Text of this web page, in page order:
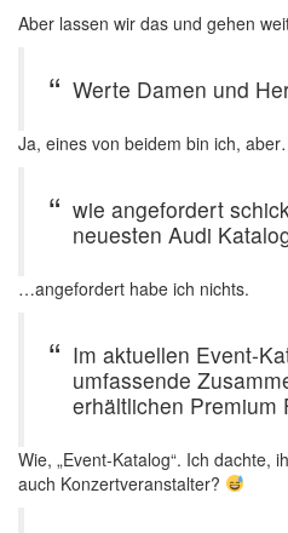
Aber lassen wir das und gehen
Werte Damen und
Ja, eines von beidem bin ich,
wie angefordert
neuesten Audi
…angefordert habe ich nichts.
Im aktuellen Event-
umfassende
erhältlichen Premium
Wie, „Event-Katalog“. Ich dachte,
auch Konzertveranstalter?